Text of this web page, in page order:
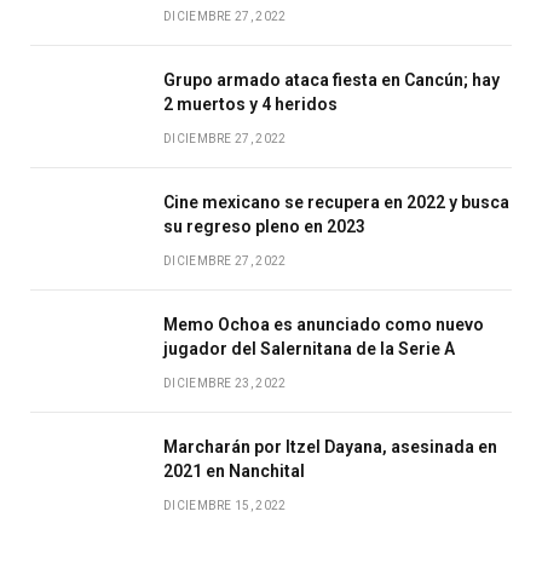
DICIEMBRE 27, 2022
Grupo armado ataca fiesta en Cancún; hay
2 muertos y 4 heridos
DICIEMBRE 27, 2022
Cine mexicano se recupera en 2022 y busca
su regreso pleno en 2023
DICIEMBRE 27, 2022
Memo Ochoa es anunciado como nuevo
jugador del Salernitana de la Serie A
DICIEMBRE 23, 2022
Marcharán por Itzel Dayana, asesinada en
2021 en Nanchital
DICIEMBRE 15, 2022